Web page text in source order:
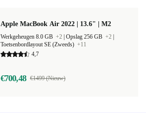
Apple MacBook Air 2022 | 13.6" | M2
Werkgeheugen 8.0 GB +2 Opslag 256 GB +2
Toetsenbordlayout SE (Zweeds) +11
4,7
€700,48 €1499 (Nieuw)